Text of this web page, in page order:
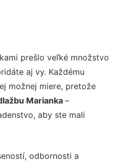
prešlo veľké množstvo
aj vy. Každému
možnej miere, pretože
Marianka–
aby ste mali
odbornosti a